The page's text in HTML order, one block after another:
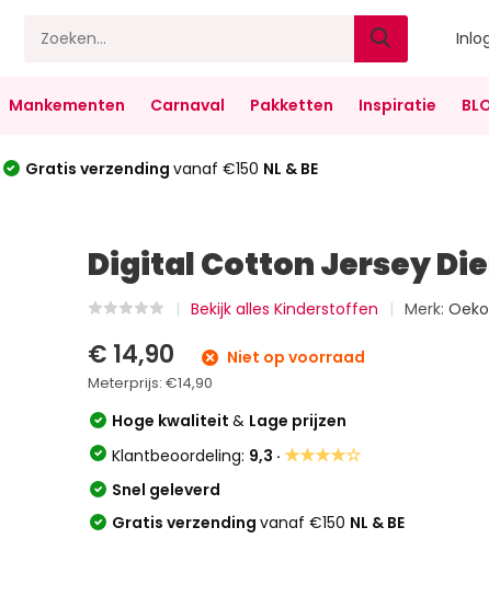
Mankementen Carnaval Pakketten Inspiratie
Gratis verzending vanaf €150 NL & BE
Digital Cotton Jersey
Bekijk alles Kinderstoffen Merk:
€ 14,90 Niet op voorraad
Meterprijs:€14,90
Hoge kwaliteit& Lage prijzen
Klantbeoordeling: 9,3 ·★★★★☆
Snel geleverd
Gratis verzendingvanaf €150 NL & BE